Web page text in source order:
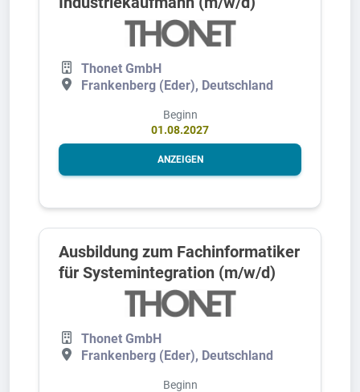
Thonet GmbH
Frankenberg (Eder), Deutschland
Beginn
01.08.2027
ANZEIGEN
Ausbildung zum Fachinformatiker
für Systemintegration (m/w/d)
Thonet GmbH
Frankenberg (Eder), Deutschland
Beginn